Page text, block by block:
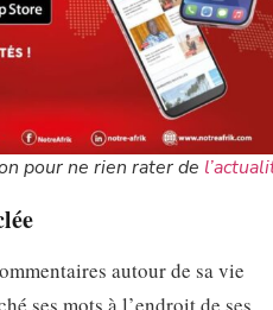
pour ne rien rater de
autour de sa vie
ses mots à l’endroit de ses